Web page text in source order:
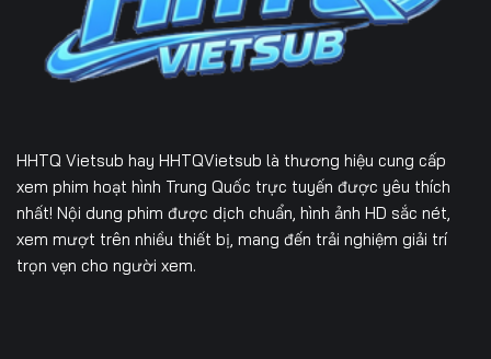
HHTQ Vietsub hay HHTQVietsub là thương hiệu cung cấp
xem phim hoạt hình Trung Quốc trực tuyến được yêu thích
nhất! Nội dung phim được dịch chuẩn, hình ảnh HD sắc nét,
xem mượt trên nhiều thiết bị, mang đến trải nghiệm giải trí
trọn vẹn cho người xem.